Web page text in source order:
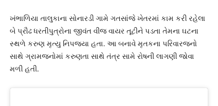
ખંભાળિયા તાલુકાના સોનારડી ગામે ગતસાંજે ખેતરમાં કામ કરી રહેલા
બે પ્રૌઢ ધરતીપુત્રોના જીવંત વીજ વાયર તૂટીને પડતા તેમના ઘટના
સ્થળે કરુણ મૃત્યુ નિપજ્યા હતા. આ બનાવે મૃતકના પરિવારજનો
સાથે ગ્રામજનોમાં કરુણતા સાથે તંત્ર સામે રોષની લાગણી જોવા
મળી હતી.